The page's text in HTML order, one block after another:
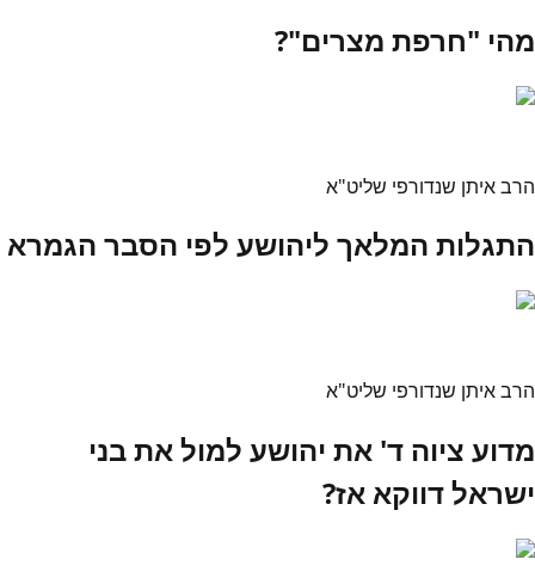
מהי "חרפת מצרים"?
הרב איתן שנדורפי שליט"א
התגלות המלאך ליהושע לפי הסבר הגמרא
הרב איתן שנדורפי שליט"א
מדוע ציוה ד' את יהושע למול את בני
ישראל דווקא אז?